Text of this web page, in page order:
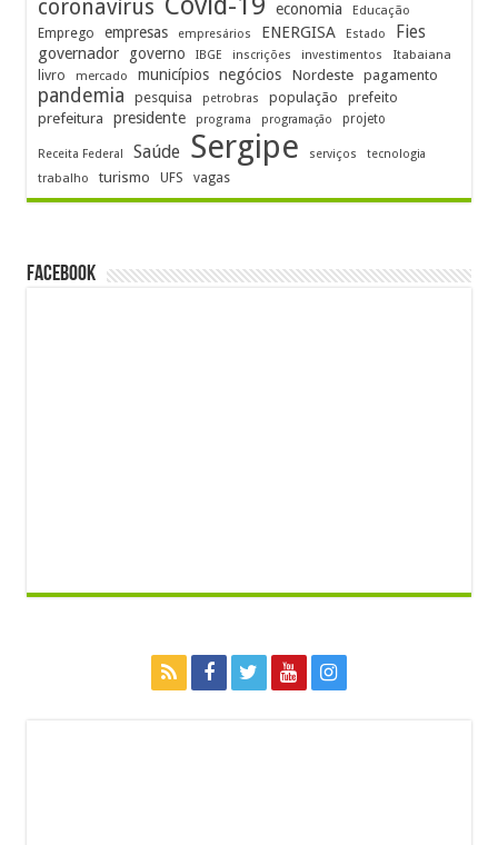
coronavírus economia Educação
Emprego empresas empresários ENERGISA Estado Fies
governador governo IBGE inscrições investimentos Itabaiana
livro mercado municípios negócios Nordeste pagamento
pandemia pesquisa petrobras população prefeito
prefeitura presidente programa programação projeto
Receita Federal Saúde Sergipe serviços
tecnologia
trabalho
turismo UFS vagas
FACEBOOK